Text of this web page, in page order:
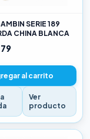
SERIE 189
CHINA BLANCA
al carrito
Ver
producto